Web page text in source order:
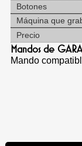
Botones
Máquina que
Precio
Mandos de
Mando